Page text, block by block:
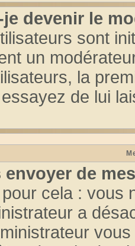
devenir le
sont
un
la
de lui
envoyer de
cela : vous
a